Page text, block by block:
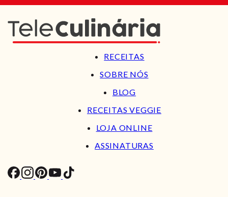
RECEITAS
SOBRE NÓS
BLOG
RECEITAS VEGGIE
LOJA ONLINE
ASSINATURAS